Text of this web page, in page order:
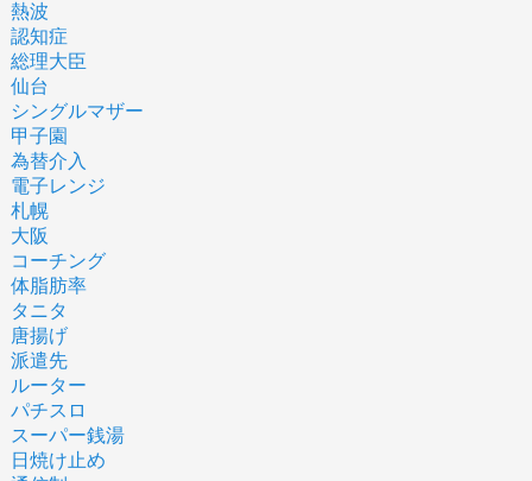
熱波
認知症
総理大臣
仙台
シングルマザー
甲子園
為替介入
電子レンジ
札幌
大阪
コーチング
体脂肪率
タニタ
唐揚げ
派遣先
ルーター
パチスロ
スーパー銭湯
日焼け止め